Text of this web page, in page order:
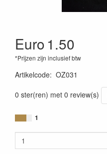
Euro1.50
*Prijzen zijn inclusief btw
Artikelcode: OZ031
0 ster(ren) met 0 review(s)
1